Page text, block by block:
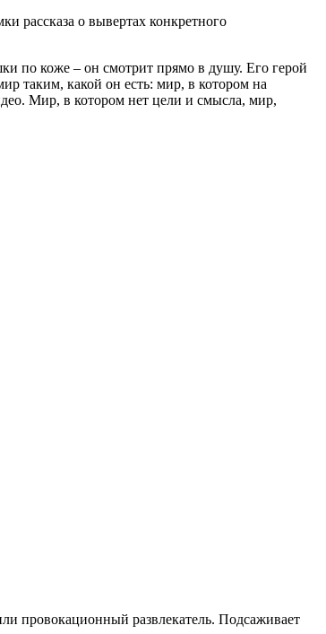
рассказа о вывертах конкретного
по коже – он смотрит прямо в душу. Его герой
таким, какой он есть: мир, в котором на
Мир, в котором нет цели и смысла, мир,
провокационный развлекатель. Подсаживает